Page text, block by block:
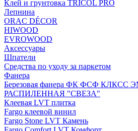
Клей и грунтовка TRICOL PRO
Лепнина
ORAC DÉCOR
HIWOOD
EVROWOOD
Аксессуары
Шпатели
Средства по уходу за паркетом
Фанера
Березовая фанера ФК ФСФ КЛКСС
РАСПИЛЕННАЯ "СВЕЗА"
Клеевая LVT плитка
Fargo клеевой винил
Fargo Stone LVT Камень